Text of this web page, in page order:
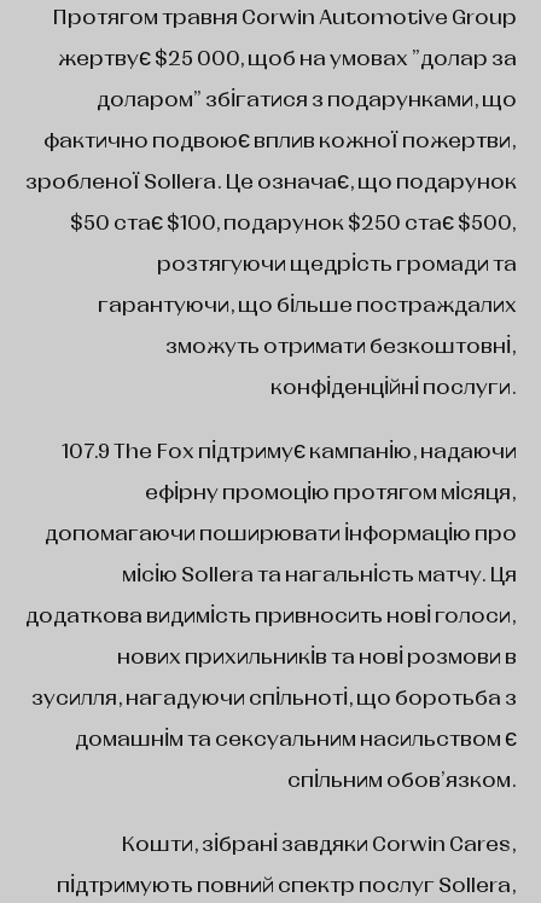
Протягом травня Corwin Automotive Group
жертвує $25 000, щоб на умовах "долар за
доларом" збігатися з подарунками, що
фактично подвоює вплив кожної пожертви,
зробленої Sollera. Це означає, що подарунок
$50 стає $100, подарунок $250 стає $500,
розтягуючи щедрість громади та
гарантуючи, що більше постраждалих
зможуть отримати безкоштовні,
конфіденційні послуги.
107.9 The Fox підтримує кампанію, надаючи
ефірну промоцію протягом місяця,
допомагаючи поширювати інформацію про
місію Sollera та нагальність матчу. Ця
додаткова видимість привносить нові голоси,
нових прихильників та нові розмови в
зусилля, нагадуючи спільноті, що боротьба з
домашнім та сексуальним насильством є
спільним обов’язком.
Кошти, зібрані завдяки Corwin Cares,
підтримують повний спектр послуг Sollera,